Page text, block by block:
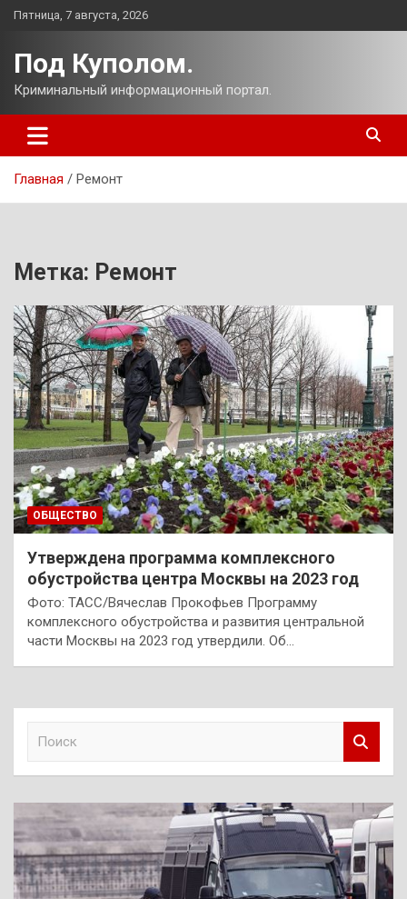
Перейти
Пятница, 7 августа, 2026
Под Куполом.
Криминальный информационный портал.
Главная Ремонт
Метка: Ремонт
ОБЩЕСТВО
Утверждена программа комплексного
обустройства центра Москвы на 2023 год
Фото: ТАСС/Вячеслав Прокофьев Программу
комплексного обустройства и развития центральной
части Москвы на 2023 год утвердили. Об…
к